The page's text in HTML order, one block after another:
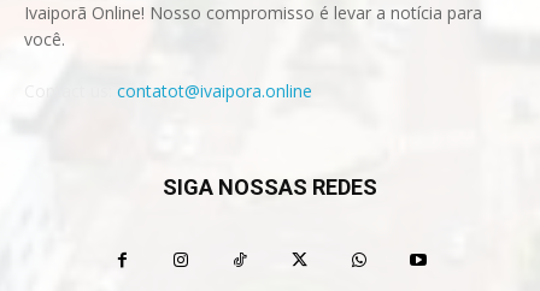
Ivaiporã Online! Nosso compromisso é levar a notícia para
você.
contatot@ivaipora.online
SIGA NOSSAS REDES